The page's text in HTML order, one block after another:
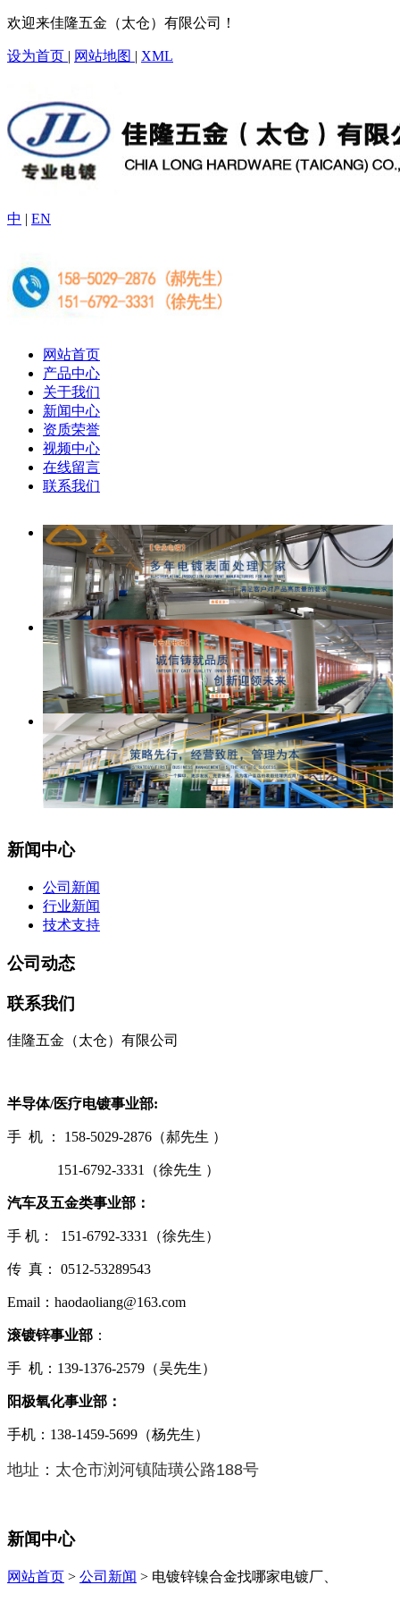
欢迎来佳隆五金（太仓）有限公司！
设为首页 | 网站地图 | XML
中 | EN
网站首页
产品中心
关于我们
新闻中心
资质荣誉
视频中心
在线留言
联系我们
新闻中心
公司新闻
行业新闻
技术支持
公司动态
联系我们
佳隆五金（太仓）有限公司
半导体/医疗电镀事业部:
手 机 ： 158-5029-2876（郝先生 ）
151-6792-3331（徐先生 ）
汽车及五金类事业部：
手 机： 151-6792-3331（徐先生）
传 真： 0512-53289543
Email：haodaoliang@163.com
滚镀锌事业部 ：
手 机：139-1376-2579（吴先生）
阳极氧化事业部：
手机：138-1459-5699（杨先生）
地址：太仓市浏河镇陆璜公路188号
新闻中心
网站首页 > 公司新闻 > 电镀锌镍合金找哪家电镀厂、